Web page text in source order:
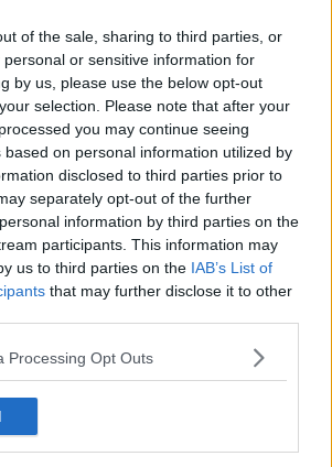
of the sale, sharing to third parties, or
or sensitive information for
by us, please use the below opt-out
selection. Please note that after your
you may continue seeing
based on personal information utilized by
disclosed to third parties prior to
separately opt-out of the further
information by third parties on the
participants. This information may
us to third parties on the IAB’s List of
that may further disclose it to other
Processing Opt Outs
come equilibristi su quel filo
la vita e la morte, spesso
pezzo con mia moglie nella corsia
così: per me essere puntuali dignificava
prima. Avrei potuto smentirmi in quel
quando l’argomento all’ordine del
racconto “Non fiori, né opere di bene”,
prolessi, sul modello, per intenderci del
“Cronaca di una morte annunciata”. E’ il
che parla con disincantata ironia del
E’ uno dei tanti quadretti che
storie, dove troviamo il figlio malato che
e della nonna, il silenzio
perché“Il suo bambino è su al
da una crisi, le mani chiuse, pugnetti
il respiro rumoroso, la nuca a
spalancata in un pianto